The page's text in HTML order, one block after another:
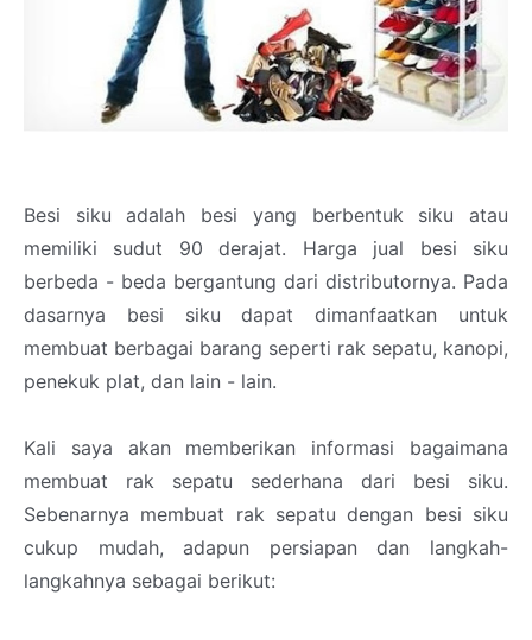
Besi siku adalah besi yang berbentuk siku atau
memiliki sudut 90 derajat. Harga jual besi siku
berbeda - beda bergantung dari distributornya. Pada
dasarnya besi siku dapat dimanfaatkan untuk
membuat berbagai barang seperti rak sepatu, kanopi,
penekuk plat, dan lain - lain.
Kali saya akan memberikan informasi bagaimana
membuat rak sepatu sederhana dari besi siku.
Sebenarnya membuat rak sepatu dengan besi siku
cukup mudah, adapun persiapan dan langkah-
langkahnya sebagai berikut: